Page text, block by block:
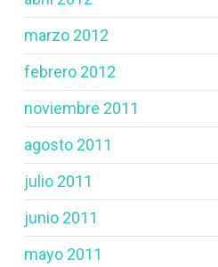
marzo 2012
febrero 2012
noviembre 2011
agosto 2011
julio 2011
junio 2011
mayo 2011